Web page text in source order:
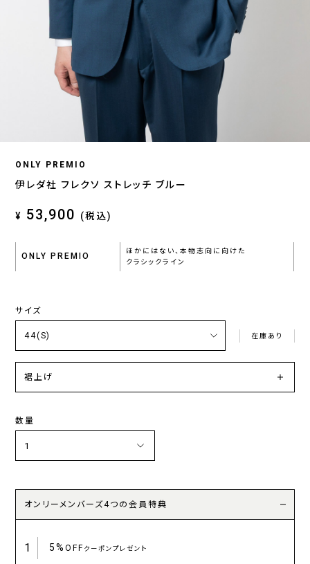
ONLY PREMIO
伊レダ社 フレクソ ストレッチ ブルー
¥ 53,900 (税込)
ONLY PREMIO
ほかにはない、本物志向に向けた
クラシックライン
サイズ
在庫あり
裾上げ
数量
オンリーメンバーズ4つの会員特典
1 5%OFFクーポンプレゼント